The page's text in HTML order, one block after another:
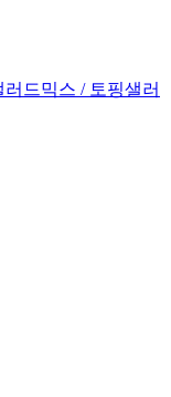
드믹스 / 토핑샐러